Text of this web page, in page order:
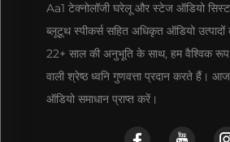
Aa1 टेक्नोलॉजी घरेलू और स्टेज ऑडियो
ब्लूटूथ स्पीकर्स सहित अधिकृत ऑडियो
22+ साल की अनुभूति के साथ, हम वैश्विक रूप
वाली श्रेष्ठ ध्वनि गुणवत्ता प्रदान करते हैं।
ऑडियो समाधान प्राप्त करें।